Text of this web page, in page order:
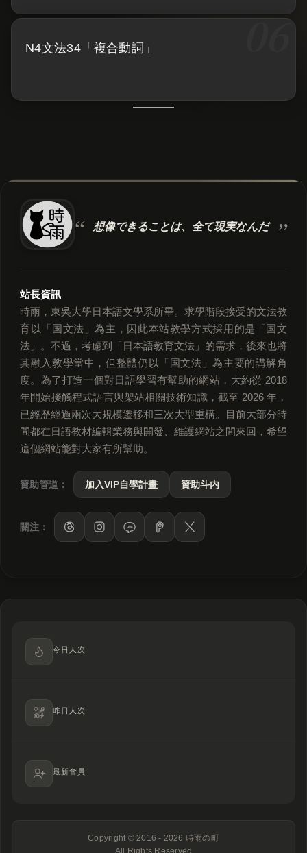
N4文法34「複合動詞」
想像できることは、 全て現実なんだ
站長資訊
時雨，東吳大學日本語文學系所畢。求學階段接受的文法教
育以「国文法」為主，因此本站教學方式採用的是「国文
法」。不過，考慮到「日本語教育文法」的需求，後來也將
其融入教學當中，但整體仍以「国文法」為主要的講解角
度。為了打造一個對日語學習有幫助的網站，大約從 2018
年開始接觸程式語言與架站相關技術知識，截至 2026 年，
已經歷經過兩次大規模遷移和三次大型重構。目前大部分時
間都在日語教材編輯業務與開發、維護網站之間來回，希望
這個網站能對大家有所幫助。
贊助管道： 加入VIP自學計畫 贊助斗内
關注： LINE
今日人次
昨日人次
最新會員
Copyright © 2016 - 2026 時雨の町
All Rights Reserved